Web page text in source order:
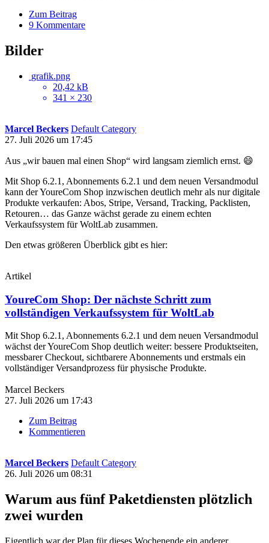
Zum Beitrag
9 Kommentare
Bilder
grafik.png
20,42 kB
341 × 230
Marcel Beckers Default Category
27. Juli 2026 um 17:45
Aus „wir bauen mal einen Shop“ wird langsam ziemlich ernst. 😄
Mit Shop 6.2.1, Abonnements 6.2.1 und dem neuen Versandmodul
kann der YoureCom Shop inzwischen deutlich mehr als nur digitale
Produkte verkaufen: Abos, Stripe, Versand, Tracking, Packlisten,
Retouren… das Ganze wächst gerade zu einem echten
Verkaufssystem für WoltLab zusammen.
Den etwas größeren Überblick gibt es hier:
Artikel
YoureCom Shop: Der nächste Schritt zum
vollständigen Verkaufssystem für WoltLab
Mit Shop 6.2.1, Abonnements 6.2.1 und dem neuen Versandmodul
wächst der YoureCom Shop deutlich weiter: bessere Produktseiten,
messbarer Checkout, sichtbarere Abonnements und erstmals ein
vollständiger Versandprozess für physische Produkte.
Marcel Beckers
27. Juli 2026 um 17:43
Zum Beitrag
Kommentieren
Marcel Beckers Default Category
26. Juli 2026 um 08:31
Warum aus fünf Paketdiensten plötzlich
zwei wurden